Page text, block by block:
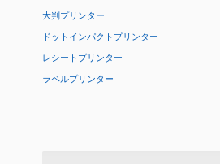
大判プリンター
ドットインパクトプリンター
レシートプリンター
ラベルプリンター